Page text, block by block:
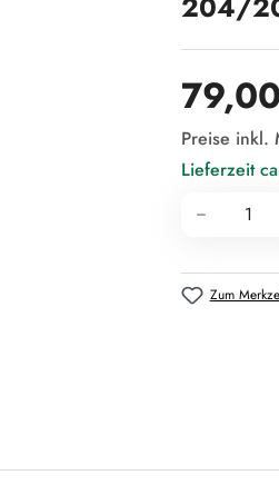
Regulärer
Preise inkl.
Lieferzeit
Zum